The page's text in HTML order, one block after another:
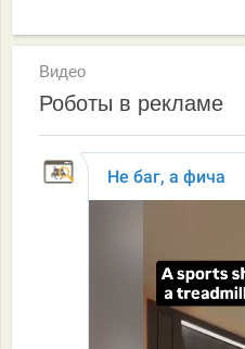
Видео
Роботы в рекламе